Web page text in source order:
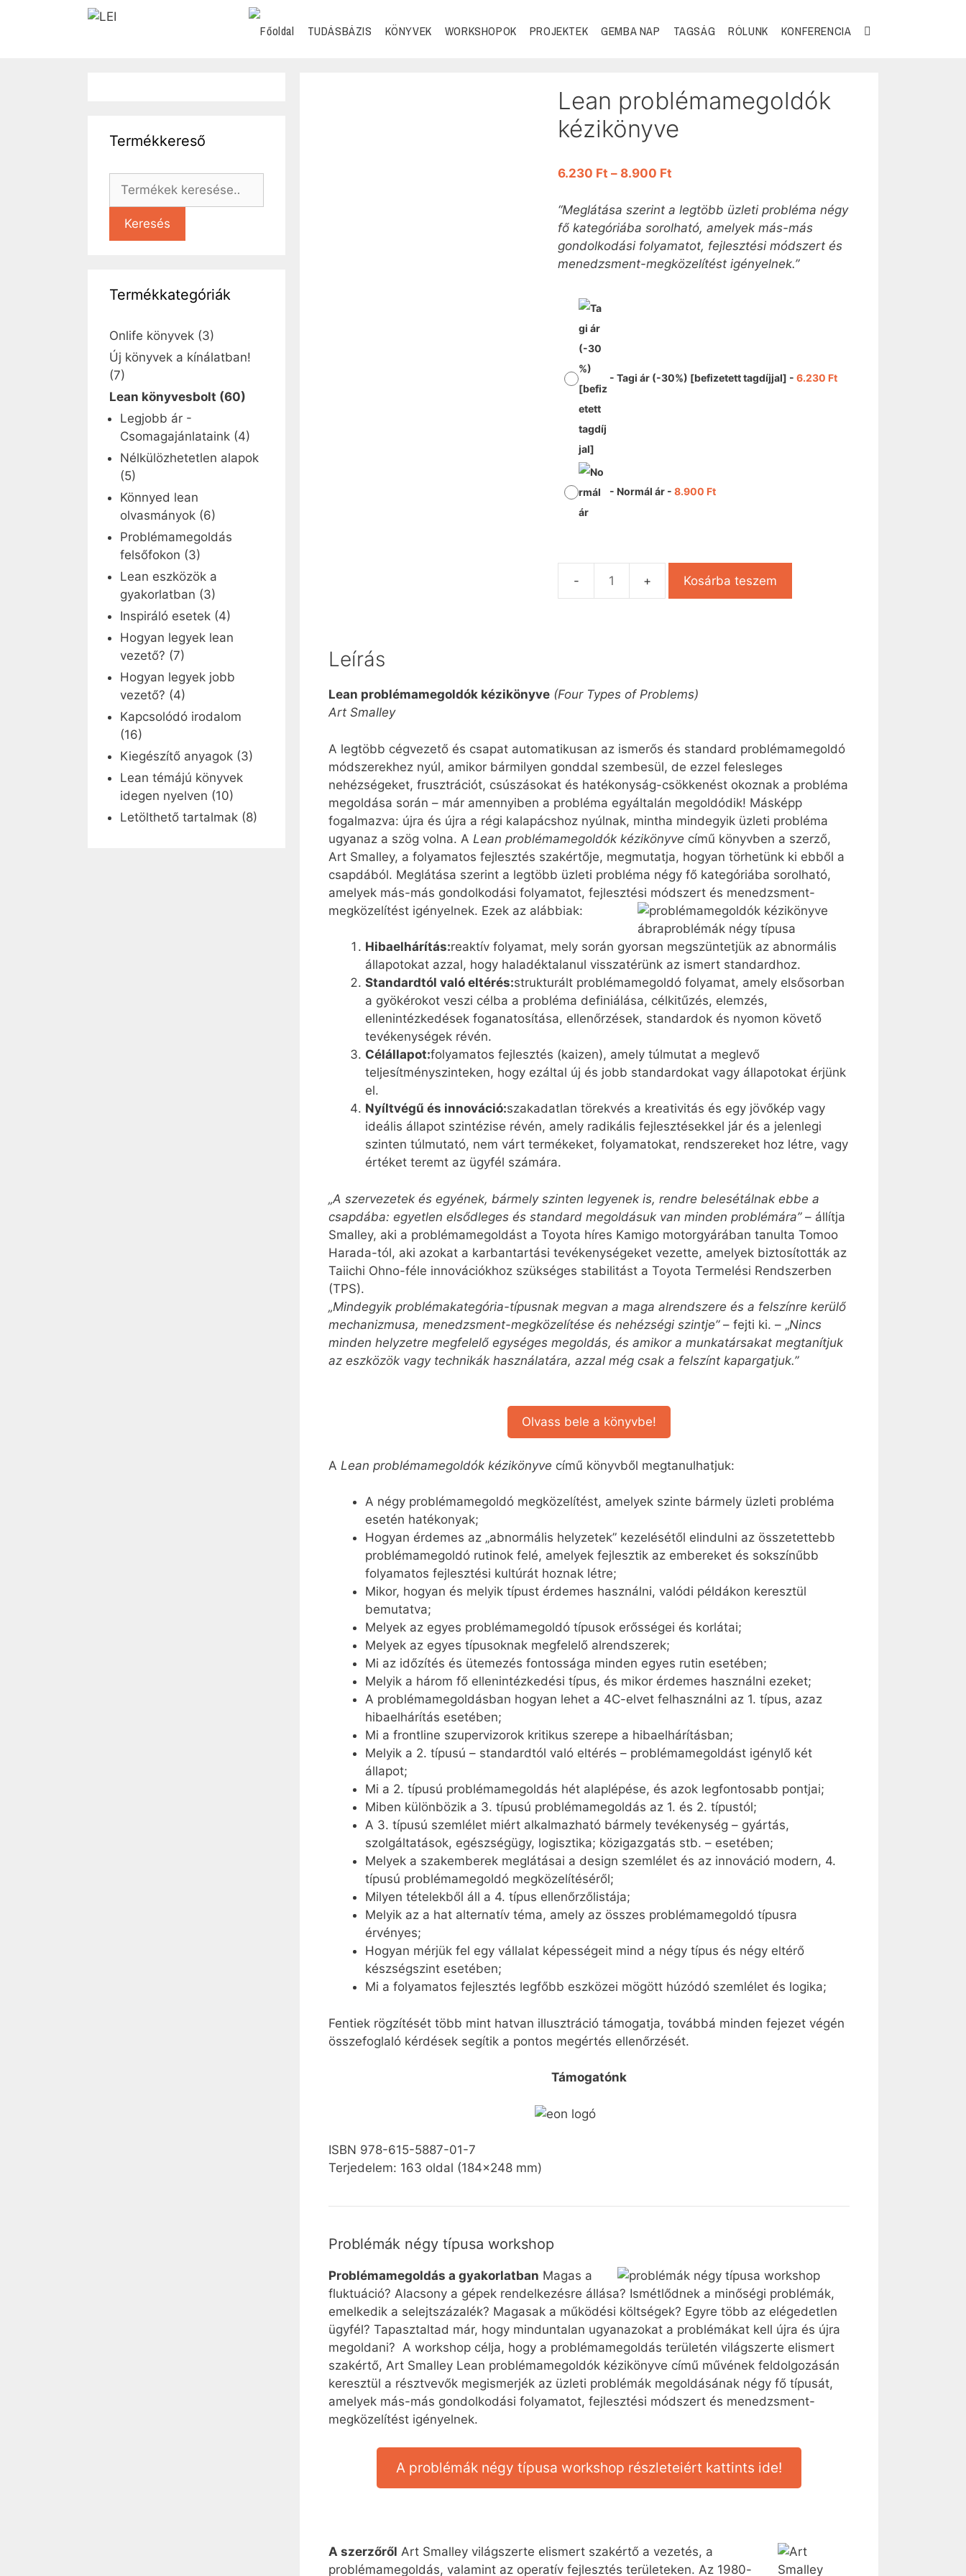
TUDÁSBÁZIS KÖNYVEK WORKSHOPOK PROJEKTEK GEMBA NAP TAGSÁG RÓLUNK KONFERENCIA
Lean problémamegoldók
kézikönyve
6.230 Ft – 8.900 Ft
“Meglátása szerint a legtöbb üzleti probléma négy
fő kategóriába sorolható, amelyek más-más
gondolkodási folyamatot, fejlesztési módszert és
menedzsment-megközelítést igényelnek.”
- Tagi ár (-30%) [befizetett tagdíjjal] - 6.230 Ft
- Normál ár - 8.900 Ft
Kosárba teszem
Leírás
Lean problémamegoldók kézikönyve (Four Types of Problems)
Art Smalley
A legtöbb cégvezető és csapat automatikusan az ismerős és standard problémamegoldó
módszerekhez nyúl, amikor bármilyen gonddal szembesül, de ezzel felesleges
nehézségeket, frusztrációt, csúszásokat és hatékonyság-csökkenést okoznak a probléma
megoldása során – már amennyiben a probléma egyáltalán megoldódik! Másképp
fogalmazva: újra és újra a régi kalapácshoz nyúlnak, mintha mindegyik üzleti probléma
ugyanaz a szög volna. A Lean problémamegoldók kézikönyve című könyvben a szerző,
Art Smalley, a folyamatos fejlesztés szakértője, megmutatja, hogyan törhetünk ki ebből a
csapdából. Meglátása szerint a legtöbb üzleti probléma négy fő kategóriába sorolható,
amelyek más-más gondolkodási folyamatot, fejlesztési módszert és menedzsment-
megközelítést igényelnek. Ezek az alábbiak:
Hibaelhárítás:reaktív folyamat, mely során gyorsan megszüntetjük az abnormális
állapotokat azzal, hogy haladéktalanul visszatérünk az ismert standardhoz.
Standardtól való eltérés:strukturált problémamegoldó folyamat, amely elsősorban
a gyökérokot veszi célba a probléma definiálása, célkitűzés, elemzés,
ellenintézkedések foganatosítása, ellenőrzések, standardok és nyomon követő
tevékenységek révén.
Célállapot:folyamatos fejlesztés (kaizen), amely túlmutat a meglevő
teljesítményszinteken, hogy ezáltal új és jobb standardokat vagy állapotokat érjünk
el.
Nyíltvégű és innováció:szakadatlan törekvés a kreativitás és egy jövőkép vagy
ideális állapot szintézise révén, amely radikális fejlesztésekkel jár és a jelenlegi
szinten túlmutató, nem várt termékeket, folyamatokat, rendszereket hoz létre, vagy
értéket teremt az ügyfél számára.
„A szervezetek és egyének, bármely szinten legyenek is, rendre belesétálnak ebbe a
csapdába: egyetlen elsődleges és standard megoldásuk van minden problémára”– állítja
Smalley, aki a problémamegoldást a Toyota híres Kamigo motorgyárában tanulta Tomoo
Harada-tól, aki azokat a karbantartási tevékenységeket vezette, amelyek biztosították az
Taiichi Ohno-féle innovációkhoz szükséges stabilitást a Toyota Termelési Rendszerben
(TPS).
„Mindegyik problémakategória-típusnak megvan a maga alrendszere és a felszínre kerülő
mechanizmusa, menedzsment-megközelítése és nehézségi szintje”– fejti ki. – „Nincs
minden helyzetre megfelelő egységes megoldás, és amikor a munkatársakat megtanítjuk
az eszközök vagy technikák használatára, azzal még csak a felszínt kapargatjuk.”
Olvass bele a könyvbe!
A Lean problémamegoldók kézikönyve című könyvből megtanulhatjuk:
A négy problémamegoldó megközelítést, amelyek szinte bármely üzleti probléma
esetén hatékonyak;
Hogyan érdemes az „abnormális helyzetek” kezelésétől elindulni az összetettebb
problémamegoldó rutinok felé, amelyek fejlesztik az embereket és sokszínűbb
folyamatos fejlesztési kultúrát hoznak létre;
Mikor, hogyan és melyik típust érdemes használni, valódi példákon keresztül
bemutatva;
Melyek az egyes problémamegoldó típusok erősségei és korlátai;
Melyek az egyes típusoknak megfelelő alrendszerek;
Mi az időzítés és ütemezés fontossága minden egyes rutin esetében;
Melyik a három fő ellenintézkedési típus, és mikor érdemes használni ezeket;
A problémamegoldásban hogyan lehet a 4C-elvet felhasználni az 1. típus, azaz
hibaelhárítás esetében;
Mi a frontline szupervizorok kritikus szerepe a hibaelhárításban;
Melyik a 2. típusú – standardtól való eltérés – problémamegoldást igénylő két
állapot;
Mi a 2. típusú problémamegoldás hét alaplépése, és azok legfontosabb pontjai;
Miben különbözik a 3. típusú problémamegoldás az 1. és 2. típustól;
A 3. típusú szemlélet miért alkalmazható bármely tevékenység – gyártás,
szolgáltatások, egészségügy, logisztika; közigazgatás stb. – esetében;
Melyek a szakemberek meglátásai a design szemlélet és az innováció modern, 4.
típusú problémamegoldó megközelítéséről;
Milyen tételekből áll a 4. típus ellenőrzőlistája;
Melyik az a hat alternatív téma, amely az összes problémamegoldó típusra
érvényes;
Hogyan mérjük fel egy vállalat képességeit mind a négy típus és négy eltérő
készségszint esetében;
Mi a folyamatos fejlesztés legfőbb eszközei mögött húzódó szemlélet és logika;
Fentiek rögzítését több mint hatvan illusztráció támogatja, továbbá minden fejezet végén
összefoglaló kérdések segítik a pontos megértés ellenőrzését.
Támogatónk
ISBN 978-615-5887-01-7
Terjedelem: 163 oldal (184×248 mm)
Problémák négy típusa workshop
Problémamegoldás a gyakorlatban Magas a
fluktuáció? Alacsony a gépek rendelkezésre állása? Ismétlődnek a minőségi problémák,
emelkedik a selejtszázalék? Magasak a működési költségek? Egyre több az elégedetlen
ügyfél? Tapasztaltad már, hogy minduntalan ugyanazokat a problémákat kell újra és újra
megoldani? A workshop célja, hogy a problémamegoldás területén világszerte elismert
szakértő, Art Smalley Lean problémamegoldók kézikönyve című művének feldolgozásán
keresztül a résztvevők megismerjék az üzleti problémák megoldásának négy fő típusát,
amelyek más-más gondolkodási folyamatot, fejlesztési módszert és menedzsment-
megközelítést igényelnek.
A problémák négy típusa workshop részleteiért kattints ide!
A szerzőről Art Smalley világszerte elismert szakértő a vezetés, a
problémamegoldás, valamint az operatív fejlesztés területeken. Az 1980-
Termékkereső
Keresés
Termékkategóriák
Onlife könyvek (3)
Új könyvek a kínálatban!
(7)
Lean könyvesbolt (60)
Legjobb ár -
Csomagajánlataink (4)
Nélkülözhetetlen alapok
(5)
Könnyed lean
olvasmányok (6)
Problémamegoldás
felsőfokon (3)
Lean eszközök a
gyakorlatban (3)
Inspiráló esetek (4)
Hogyan legyek lean
vezető? (7)
Hogyan legyek jobb
vezető? (4)
Kapcsolódó irodalom
(16)
Kiegészítő anyagok (3)
Lean témájú könyvek
idegen nyelven (10)
Letölthető tartalmak (8)